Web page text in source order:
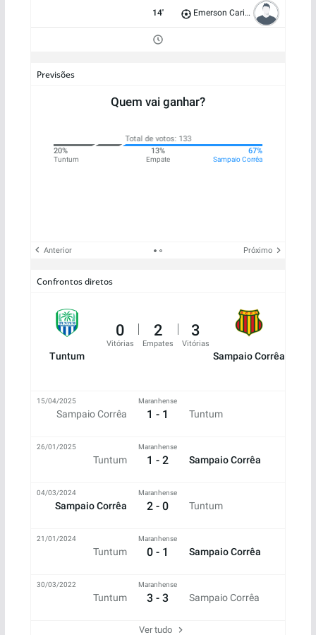
14' Emerson Carioca
Previsões
Quem vai ganhar?
Total de votos: 133
20%
Tuntum
13%
Empate
67%
Sampaio Corrêa
Anterior Próximo
Confrontos diretos
Tuntum
0
Vitórias
2
Empates
3
Vitórias
Sampaio Corrêa
Sampaio Corrêa
Maranhense
1 - 1 Tuntum
15/04/2025
Tuntum
Maranhense
1 - 2 Sampaio Corrêa
26/01/2025
Sampaio Corrêa
Maranhense
2 - 0 Tuntum
04/03/2024
Tuntum
Maranhense
0 - 1 Sampaio Corrêa
21/01/2024
Tuntum
Maranhense
3 - 3 Sampaio Corrêa
30/03/2022
Ver tudo